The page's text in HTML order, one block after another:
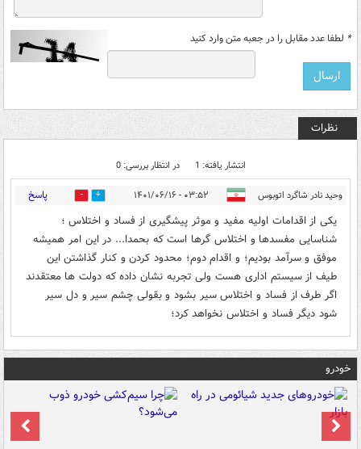
* لطفا عدد مقابل را در جعبه متن وارد کنید
نظرات
انتشار یافته: 1 در انتظار بررسی: 0
وحید نادر شاگرد اتوبوس ۰۳:۵۲ - ۱۴۰۱/۰۶/۱۶ 0 پاسخ
یکی از اقدامات اولیه مفید و موثر پیشگیری از فساد و اختلاس ؛
شناسایی مفسدها و اختلاس گرها است که بحمدا... در این امر همیشه
موفق و سرآمد بودیم؛ و اقدام دوم؛ محدود کردن و کنار گذاشتن این
طیف از سیستم اداری هست ولی تجربه نشان داده که دولت ها معتقدند
اگر طرف از فساد و اختلاس سیر بشود و بقولی چشم سیر و دل سیر
شود دیگر فساد و اختلاس نخواهد کرد؛
خودرو